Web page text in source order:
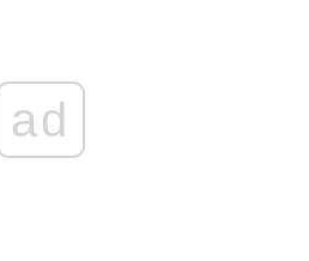
ad